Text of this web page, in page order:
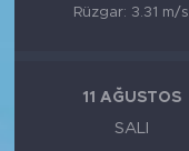
Rüzgar: 3.31 m/s
11 AĞUSTOS
SALI